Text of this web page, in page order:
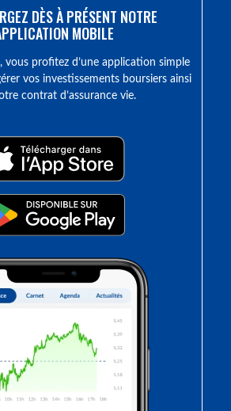
DÈS À PRÉSENT NOTRE
MOBILE
vous profitez d’une application simple
vos investissements boursiers ainsi
contrat d’assurance vie.